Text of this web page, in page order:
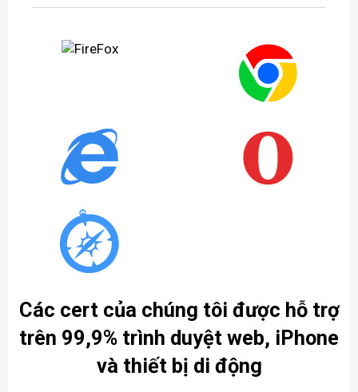
Các cert của chúng tôi được hỗ trợ
trên 99,9% trình duyệt web, iPhone
và thiết bị di động